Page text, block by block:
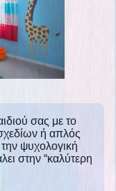
σας με το
ή απλός
ψυχολογική
στην “καλύτερη